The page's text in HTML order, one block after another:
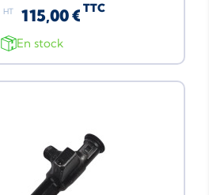
HT 115,00 € TTC
En stock